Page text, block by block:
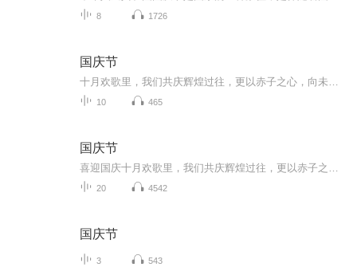
8 1726
国庆节
10 465
国庆节
20 4542
国庆节
3 543